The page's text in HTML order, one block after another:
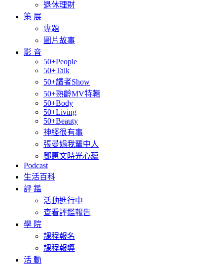
退休理財
策 展
專題
圖片故事
影 音
50+People
50+Talk
50+讀者Show
50+熟齡MV特輯
50+Body
50+Living
50+Beauty
神經很有事
張曼娟我輩中人
鄧惠文時光心蘊
Podcast
生活百科
評 鑑
活動進行中
查看評鑑報告
學 院
課程報名
課程報導
活 動